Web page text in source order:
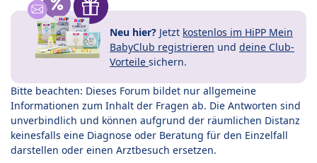
Neu hier? Jetzt kostenlos im HiPP Mein
BabyClub registrieren und deine Club-
Vorteile sichern.
Bitte beachten: Dieses Forum bildet nur allgemeine
Informationen zum Inhalt der Fragen ab. Die Antworten sind
unverbindlich und können aufgrund der räumlichen Distanz
keinesfalls eine Diagnose oder Beratung für den Einzelfall
darstellen oder einen Arztbesuch ersetzen.